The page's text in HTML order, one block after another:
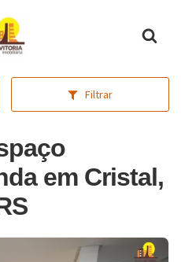
inicial
Filtrar
em Cristal,